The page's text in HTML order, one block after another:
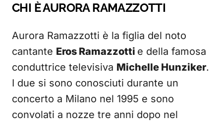
CHI È AURORA RAMAZZOTTI
Aurora Ramazzotti è la figlia del noto
cantante Eros Ramazzotti e della famosa
conduttrice televisiva Michelle Hunziker.
I due si sono conosciuti durante un
concerto a Milano nel 1995 e sono
convolati a nozze tre anni dopo nel